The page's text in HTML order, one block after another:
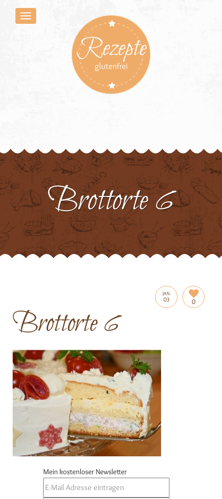
Rezepte
glutenfrei
Brottorte 6
JAN.
03 0
Brottorte 6
Mein kostenloser Newsletter